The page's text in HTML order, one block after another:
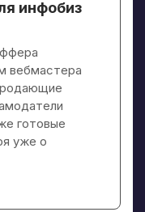
инфобиз
вебмастера
готовые
уже о